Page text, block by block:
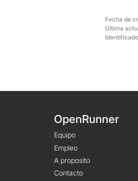
Fecha de
Última
OpenRunner
Equipo
Empleo
A proposito
Contacto